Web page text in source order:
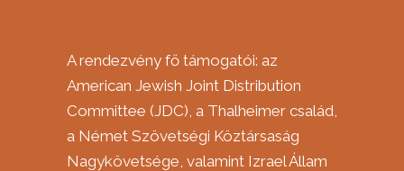
A rendezvény fő támogatói: az
American Jewish Joint Distribution
Committee (JDC), a Thalheimer család,
a Német Szövetségi Köztársaság
Nagykövetsége, valamint Izrael Állam